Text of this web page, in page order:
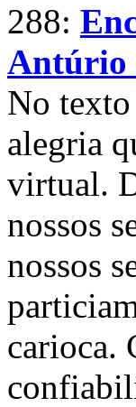
288:
Antúrio
No
alegria
virtual.
nossos
nossos
carioca.